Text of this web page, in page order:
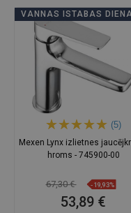
VANNAS ISTABAS
(5)
Mexen Lynx izlietnes
hroms - 745900-00
67,30 € -19,93%
53,89 €